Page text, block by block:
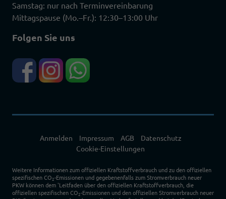
Samstag: nur nach Terminvereinbarung
Mittagspause (Mo.–Fr.): 12:30–13:00 Uhr
Folgen Sie uns
Anmelden Impressum AGB
Datenschutz
Cookie-Einstellungen
Weitere Informationen zum offiziellen Kraftstoffverbrauch und zu den offiziellen
spezifischen CO2-Emissionen und gegebenenfalls zum Stromverbrauch neuer
PKW können dem 'Leitfaden über den offiziellen Kraftstoffverbrauch, die
offiziellen spezifischen CO2-Emissionen und den offiziellen Stromverbrauch neuer